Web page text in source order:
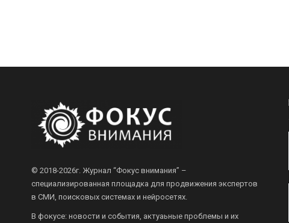
© 2018-2026г. Журнал “Фокус внимания” –
специализированная площадка для продвижения экспертов
в СМИ, поисковых системах и нейросетях.
В фокусе: новости и события, актуаьные проблемы и их